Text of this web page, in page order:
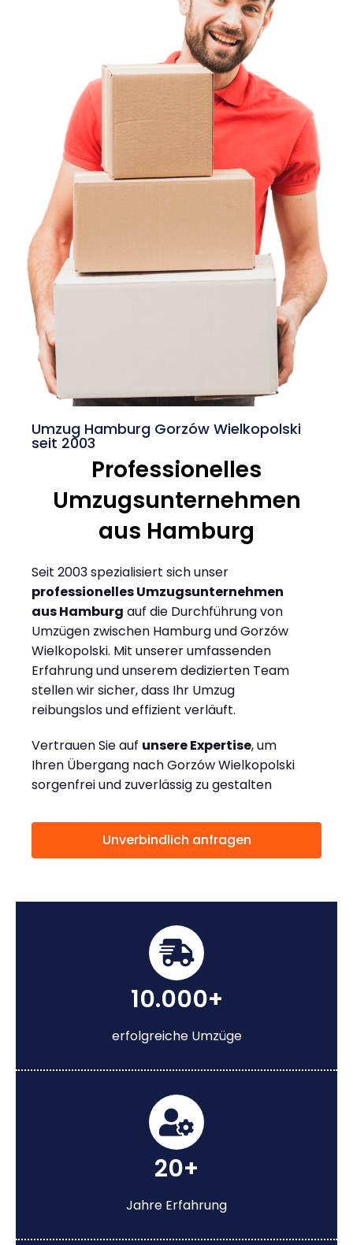
Umzug Hamburg Gorzów Wielkopolski
seit 2003
Professionelles
Umzugsunternehmen
aus Hamburg
Seit 2003 spezialisiert sich unser
professionelles Umzugsunternehmen
aus Hamburg auf die Durchführung von
Umzügen zwischen Hamburg und Gorzów
Wielkopolski. Mit unserer umfassenden
Erfahrung und unserem dedizierten Team
stellen wir sicher, dass Ihr Umzug
reibungslos und effizient verläuft.
Vertrauen Sie auf unsere Expertise, um
Ihren Übergang nach Gorzów Wielkopolski
sorgenfrei und zuverlässig zu gestalten
Unverbindlich anfragen
10.000+
erfolgreiche Umzüge
20+
Jahre Erfahrung